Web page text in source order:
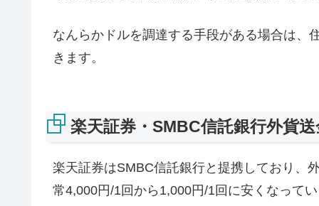
なんらかドルを調達する手段がある場合は、
きます。
楽天証券・SMBC信託銀行外貨
楽天証券はSMBC信託銀行と提携しており、
常4,000円/1回から1,000円/1回に安くなって